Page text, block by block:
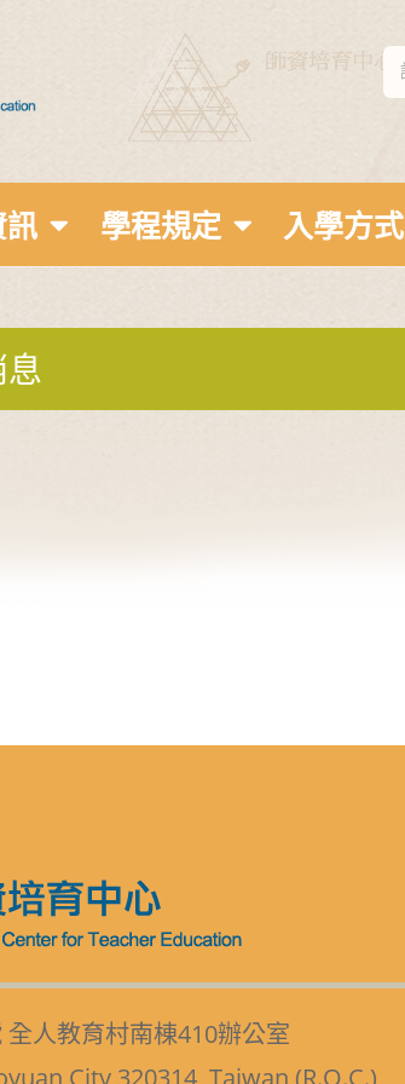
訊 學程規定 入學方式
人教育村南棟410辦公室
City 320314, Taiwan (R.O.C.)